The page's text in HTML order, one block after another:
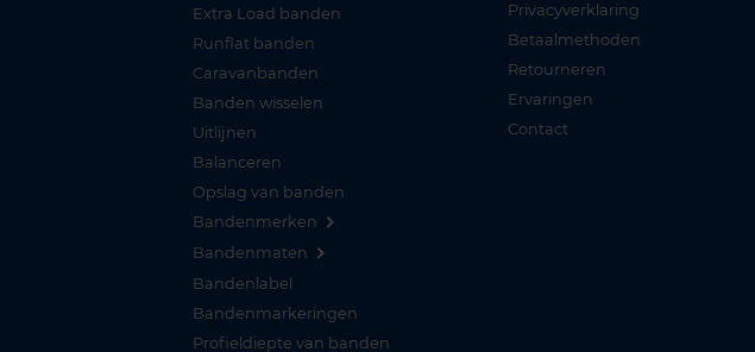
Extra Load banden
Runflat banden
Caravanbanden
Banden wisselen
Uitlijnen
Balanceren
Opslag van banden
Bandenmerken
Bandenmaten
Bandenlabel
Bandenmarkeringen
Profieldiepte van banden
Privacyverklaring
Betaalmethoden
Retourneren
Ervaringen
Contact